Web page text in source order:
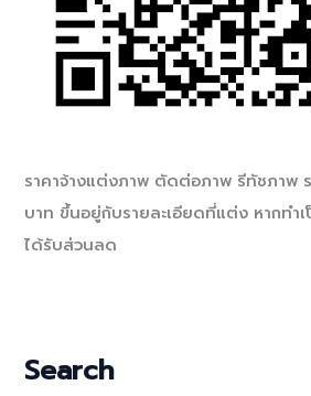
ราคาจ้างแต่งภาพ ตัดต่อภาพ รีทัชภาพ
บาท ขึ้นอยู่กับรายละเอียดที่แต่ง หากทำ
ได้รับส่วนลด
Search